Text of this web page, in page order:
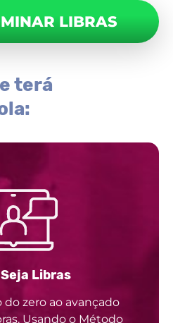
LIBRAS
terá
Libras
zero ao avançado
Usando o Método